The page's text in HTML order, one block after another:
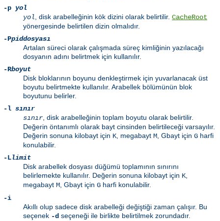
-p yol
yol, disk arabelleğinin kök dizini olarak belirtilir. CacheRoot
yönergesinde belirtilen dizin olmalıdır.
-Ppiddosyası
Artalan süreci olarak çalışmada süreç kimliğinin yazılacağı
dosyanın adını belirtmek için kullanılır.
-Rboyut
Disk bloklarının boyunu denkleştirmek için yuvarlanacak üst
boyutu belirtmekte kullanılır. Arabellek bölümünün blok
boyutunu belirler.
-l sınır
sınır, disk arabelleğinin toplam boyutu olarak belirtilir.
Değerin öntanımlı olarak bayt cinsinden belirtileceği varsayılır.
Değerin sonuna kilobayt için K, megabayt M, Gbayt için G harfi
konulabilir.
-Llimit
Disk arabellek dosyası düğümü toplamının sınırını
belirlemekte kullanılır. Değerin sonuna kilobayt için K,
megabayt M, Gbayt için G harfi konulabilir.
-i
Akıllı olup sadece disk arabelleği değiştiği zaman çalışır. Bu
seçenek -d seçeneği ile birlikte belirtilmek zorundadır.